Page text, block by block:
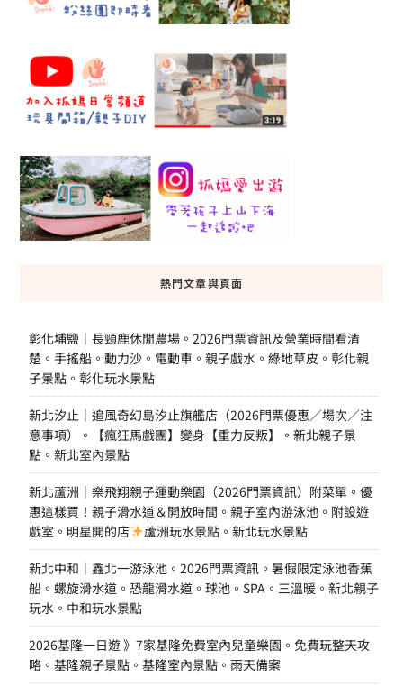
熱門文章與頁面
彰化埔鹽｜長頸鹿休閒農場。2026門票資訊及營業時間看清
楚。手搖船。動力沙。電動車。親子戲水。綠地草皮。彰化親
子景點。彰化玩水景點
新北汐止｜追風奇幻島汐止旗艦店（2026門票優惠／場次／注
意事項）。【瘋狂馬戲團】變身【重力反叛】。新北親子景
點。新北室內景點
新北蘆洲｜樂飛翔親子運動樂園（2026門票資訊）附菜單。優
惠這樣買！親子滑水道＆開放時間。親子室內游泳池。附設遊
戲室。明星開的店
蘆洲玩水景點。新北玩水景點
新北中和｜鑫北一游泳池。2026門票資訊。暑假限定泳池香蕉
船。螺旋滑水道。恐龍滑水道。球池。SPA。三溫暖。新北親子
玩水。中和玩水景點
2026基隆一日遊 》7家基隆免費室內兒童樂園。免費玩整天攻
略。基隆親子景點。基隆室內景點。雨天備案